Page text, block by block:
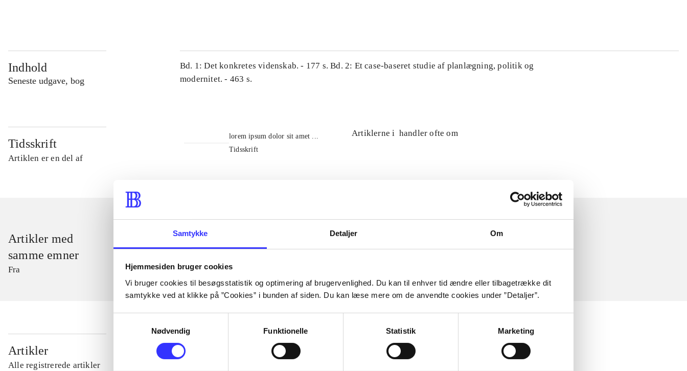
Samtykke Detaljer Om
Hjemmesiden bruger cookies
Vi bruger cookies til besøgsstatistik og optimering af brugervenlighed. Du kan til enhver tid ændre eller tilbagetrække dit
samtykke ved at klikke på ”Cookies” i bunden af siden. Du kan læse mere om de anvendte cookies under ”Detaljer”.
Nødvendig
Funktionelle Statistik Marketing
Indhold
Seneste udgave, bog
Bd. 1: Det konkretes videnskab. - 177 s. Bd. 2: Et case-baseret studie af planlægning, politik og
modernitet. - 463 s.
Tidsskrift
Artiklen er en del af
lorem ipsum dolor sit amet ...
Tidsskrift
Artiklerne i handler ofte om
Artikler med
samme emner
Fra
Artikler
Alle registrerede artikler
...